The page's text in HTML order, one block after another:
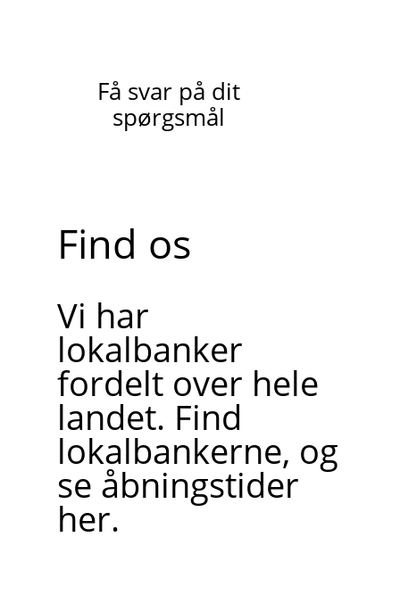
Få svar på dit
spørgsmål
Find os
Vi har
lokalbanker
fordelt over hele
landet. Find
lokalbankerne, og
se åbningstider
her.